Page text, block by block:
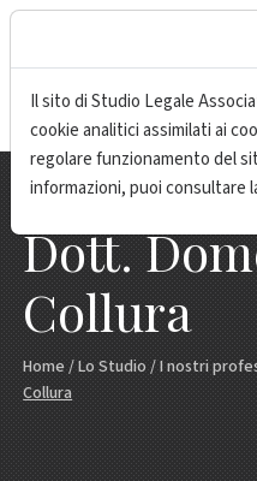
Dott.
Collura
Home/Lo Studio/I nostri
Collura
Il sito di Studio Legale
cookie analitici assimilati ai
regolare funzionamento del
informazioni, puoi consultare